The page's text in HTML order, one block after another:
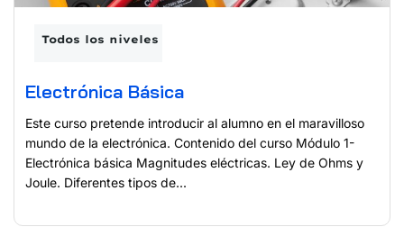
Todos los niveles
Electrónica Básica
Este curso pretende introducir al alumno en el maravilloso
mundo de la electrónica. Contenido del curso Módulo 1-
Electrónica básica Magnitudes eléctricas. Ley de Ohms y
Joule. Diferentes tipos de...